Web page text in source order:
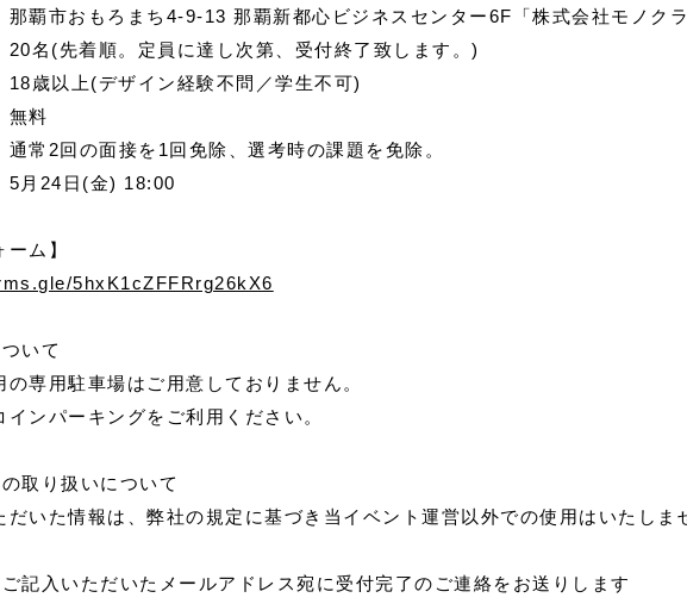
那覇市おもろまち4-9-13 那覇新都心ビジネスセンター6F「株式会社モノク
20名(先着順。定員に達し次第、受付終了致します。)
18歳以上(デザイン経験不問／学生不可)
無料
常2回の面接を1回免除、選考時の課題を免除。
5月24日(金) 18:00
ーム】
5hxK1cZFFRrg26kX6
いて
の専用駐車場はご用意しておりません。
インパーキングをご利用ください。
取り扱いについて
だいた情報は、弊社の規定に基づき当イベント運営以外での使用はいたしま
記入いただいたメールアドレス宛に受付完了のご連絡をお送りします